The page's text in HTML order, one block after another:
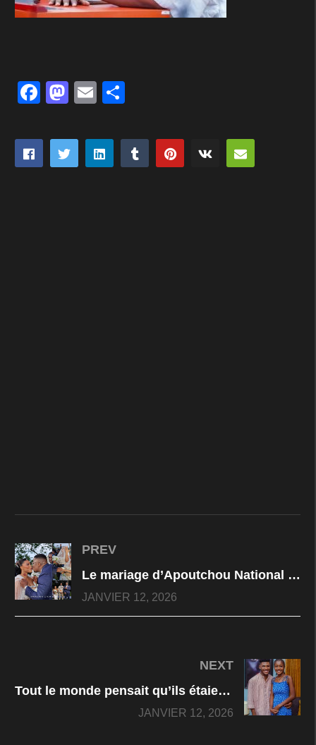
Facebook
Mastodon
Email
PREV
Le mariage d’Apoutchou National n’a jamais existé ? La vérité explosive derrière la mise en scène qui a trompé tout le pays.
JANVIER 12, 2026
NEXT
Tout le monde pensait qu’ils étaient en couple… voici ce que personne ne savait sur Chidi dike et Annabel Apara
JANVIER 12, 2026